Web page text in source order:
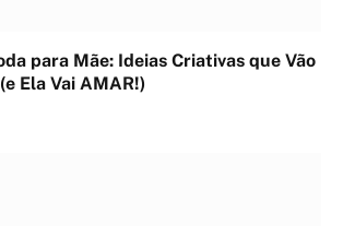
para Mãe: Ideias Criativas que Vão
Ela Vai AMAR!)